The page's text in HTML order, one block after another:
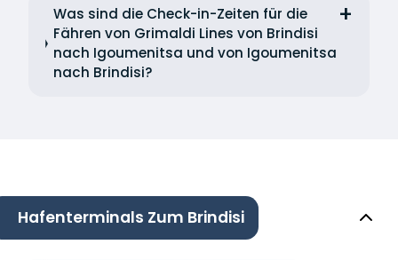
Was sind die Check-in-Zeiten für die
Fähren von Grimaldi Lines von Brindisi
nach Igoumenitsa und von Igoumenitsa
nach Brindisi?
Hafenterminals Zum Brindisi